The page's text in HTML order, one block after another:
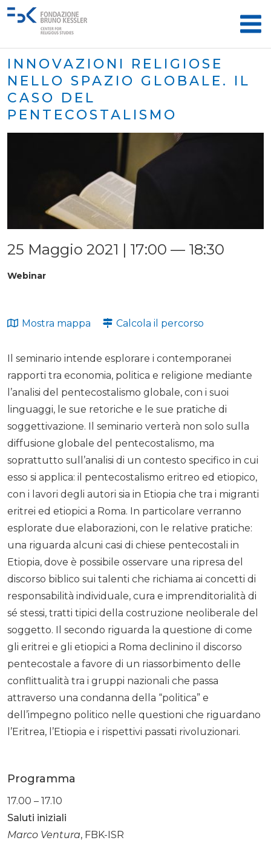
INNOVAZIONI RELIGIOSE
NELLO SPAZIO GLOBALE. IL
CASO DEL
PENTECOSTALISMO
25 Maggio 2021 | 17:00 — 18:30
Webinar
Mostra mappa Calcola il percorso
Il seminario intende esplorare i contemporanei
rapporti tra economia, politica e religione mediante
l’analisi del pentecostalismo globale, con i suoi
linguaggi, le sue retoriche e le sue pratiche di
soggettivazione. Il seminario verterà non solo sulla
diffusione globale del pentecostalismo, ma
soprattutto sull’analisi di un contesto specifico in cui
esso si applica: il pentecostalismo eritreo ed etiopico,
con i lavori degli autori sia in Etiopia che tra i migranti
eritrei ed etiopici a Roma. In particolare verranno
esplorate due elaborazioni, con le relative pratiche:
una riguarda alcuni casi di chiese pentecostali in
Etiopia, dove è possibile osservare una ripresa del
discorso biblico sui talenti che richiama ai concetti di
responsabilità individuale, cura e imprenditorialità di
sé stessi, tratti tipici della costruzione neoliberale del
soggetto. Il secondo riguarda la questione di come
gli eritrei e gli etiopici a Roma declinino il discorso
pentecostale a favore di un riassorbimento delle
conflittualità tra i gruppi nazionali che passa
attraverso una condanna della “politica” e
dell’impegno politico nelle questioni che riguardano
l’Eritrea, l’Etiopia e i rispettivi passati rivoluzionari.
Programma
17.00 – 17.10
Saluti iniziali
Marco Ventura, FBK-ISR